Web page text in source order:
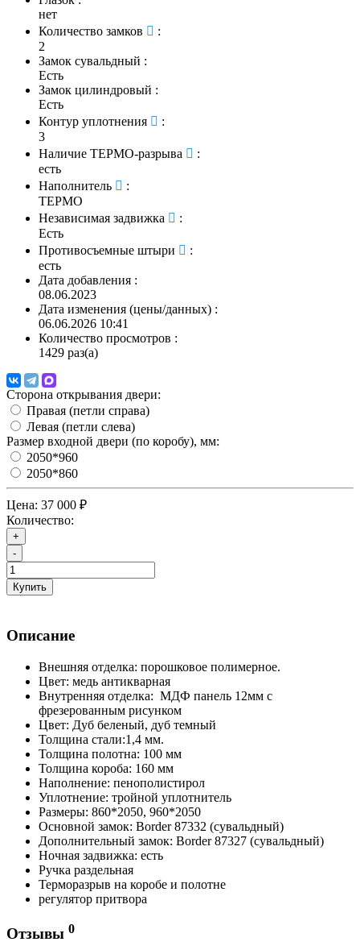
нет
Количество замков
:
2
Замок сувальдный :
Есть
Замок цилиндровый :
Есть
Контур уплотнения
:
3
Наличие ТЕРМО-разрыва
:
есть
Наполнитель
:
ТЕРМО
Независимая задвижка
:
Есть
Противосъемные штыри
:
есть
Дата добавления :
08.06.2023
Дата изменения (цены/данных) :
06.06.2026 10:41
Количество просмотров :
1429 раз(а)
Сторона открывания двери:
Правая (петли справа)
Левая (петли слева)
Размер входной двери (по коробу), мм:
2050*960
2050*860
Цена: 37 000 ₽
Количество:
+
-
Купить
Описание
Внешняя отделка: порошковое полимерное.
Цвет: медь антикварная
Внутренняя отделка: МДФ панель 12мм с
фрезерованным рисунком
Цвет: Дуб беленый, дуб темный
Толщина стали:1,4 мм.
Толщина полотна: 100 мм
Толщина короба: 160 мм
Наполнение: пенополистирол
Уплотнение: тройной уплотнитель
Размеры: 860*2050, 960*2050
Основной замок: Border 87332 (сувальдный)
Дополнительный замок: Border 87327 (сувальдный)
Ночная задвижка: есть
Ручка раздельная
Терморазрыв на коробе и полотне
регулятор притвора
Отзывы 0